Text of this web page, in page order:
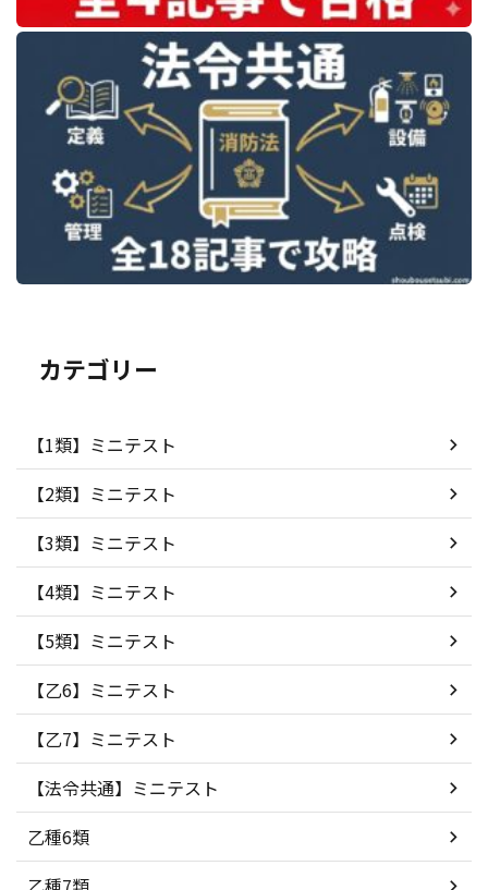
カテゴリー
【1類】ミニテスト
【2類】ミニテスト
【3類】ミニテスト
【4類】ミニテスト
【5類】ミニテスト
【乙6】ミニテスト
【乙7】ミニテスト
【法令共通】ミニテスト
乙種6類